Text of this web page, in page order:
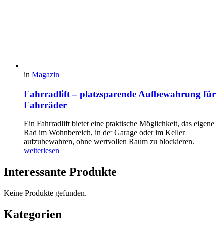
in Magazin
Fahrradlift – platzsparende Aufbewahrung für
Fahrräder
Ein Fahrradlift bietet eine praktische Möglichkeit, das eigene
Rad im Wohnbereich, in der Garage oder im Keller
aufzubewahren, ohne wertvollen Raum zu blockieren.
weiterlesen
Interessante Produkte
Keine Produkte gefunden.
Kategorien